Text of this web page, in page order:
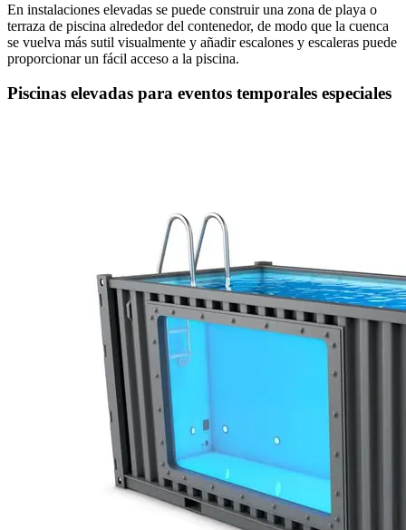
En instalaciones elevadas se puede construir una zona de playa o
terraza de piscina alrededor del contenedor, de modo que la cuenca
se vuelva más sutil visualmente y añadir escalones y escaleras puede
proporcionar un fácil acceso a la piscina.
Piscinas elevadas para eventos temporales especiales